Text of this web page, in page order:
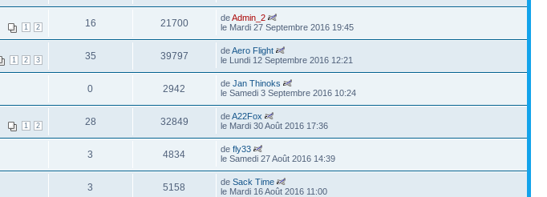
1 2 16 21700 deAdmin_2
le Mardi 27 Septembre 2016 19:45
1 2 3 35 39797 deAero Flight
le Lundi 12 Septembre 2016 12:21
0 2942 deJan Thinoks
le Samedi 3 Septembre 2016 10:24
1 2 28 32849 deA22Fox
le Mardi 30 Août 2016 17:36
3 4834 defly33
le Samedi 27 Août 2016 14:39
3 5158 deSack Time
le Mardi 16 Août 2016 11:00